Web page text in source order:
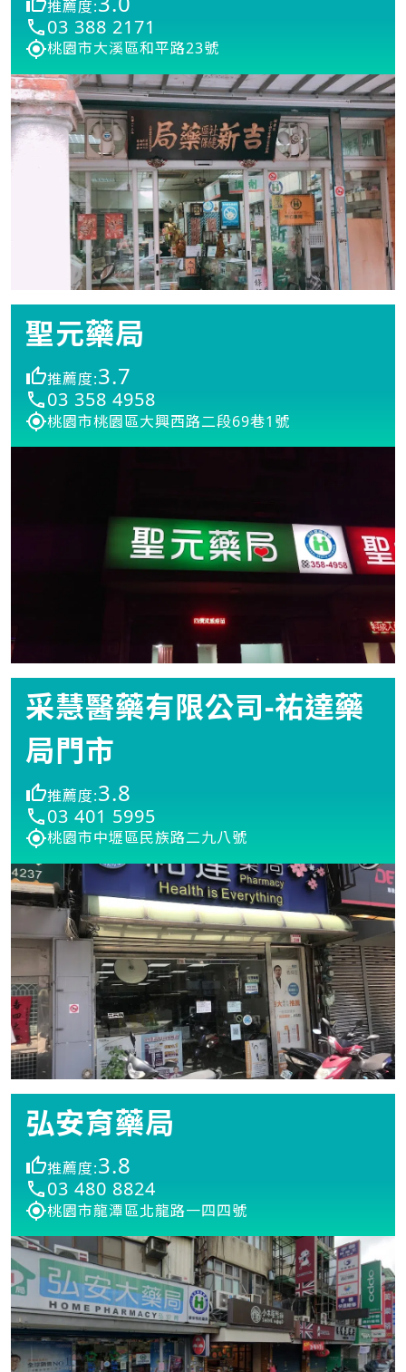
推薦度:
03 388 2171
桃園市大溪區和平路23號
聖元藥局
推薦度:3.7
03 358 4958
桃園市桃園區大興西路二段69巷1號
采慧醫藥有限公司-祐達藥
局門市
推薦度:3.8
03 401 5995
桃園市中壢區民族路二九八號
弘安育藥局
推薦度:3.8
03 480 8824
桃園市龍潭區北龍路一四四號